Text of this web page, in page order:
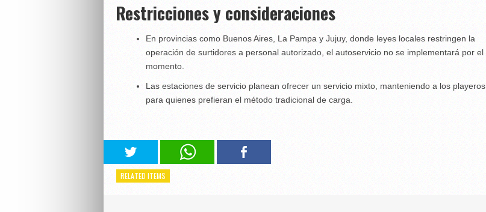
Restricciones y consideraciones
En provincias como Buenos Aires, La Pampa y Jujuy, donde leyes locales restringen la
operación de surtidores a personal autorizado, el autoservicio no se implementará por el
momento.
Las estaciones de servicio planean ofrecer un servicio mixto, manteniendo a los playeros
para quienes prefieran el método tradicional de carga.
RELATED ITEMS